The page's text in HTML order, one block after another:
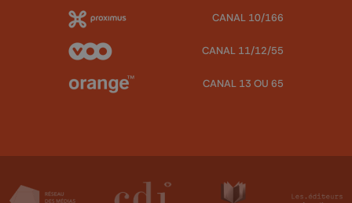
CANAL 10/166
CANAL 11/12/55
CANAL 13 OU 65